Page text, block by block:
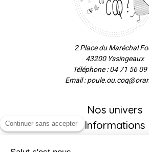
2 Place du Maréchal
43200 Yssingeaux
Téléphone : 04 71 56 09
Email :
Nos univers
Informations
Continuer sans accepter